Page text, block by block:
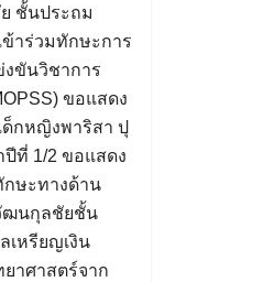
ชั้นประถม
ข้าร่วมทักษะการ
ขันวิชาการ
ขอแสดง
ด็กหญิงพาริสา ปุ
ที่ 1/2 ขอแสดง
กษะทางด้าน
ฒนกุลชัยชั้น
เหรียญเงิน
าศาสตร์จาก